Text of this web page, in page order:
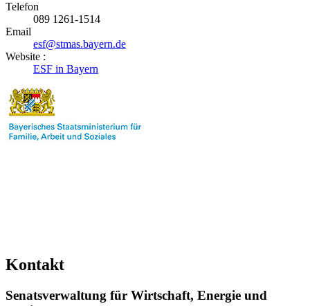
Telefon
089 1261-1514
Email
esf@stmas.bayern.de
Website :
ESF in Bayern
Kontakt
Senatsverwaltung für Wirtschaft, Energie und